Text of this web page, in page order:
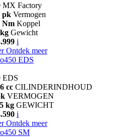
MX Factory
pk Vermogen
Nm Koppel
Gewicht
i
Ontdek meer
EDS
EDS
cc CILINDERINDHOUD
VERMOGEN
kg GEWICHT
i
Ontdek meer
SM